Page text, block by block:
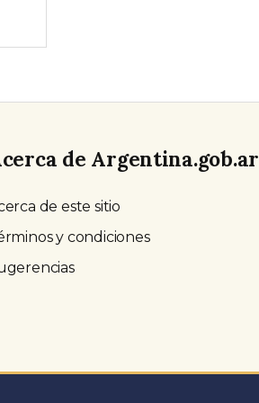
de Argentina.gob.ar
de este sitio
y condiciones